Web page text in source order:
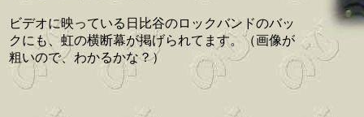
ビデオに映っている日比谷のロックバンドのバッ
クにも、虹の横断幕が掲げられてます。（画像が
粗いので、わかるかな？）